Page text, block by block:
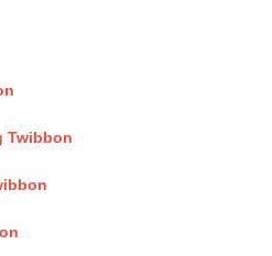
Twibbon